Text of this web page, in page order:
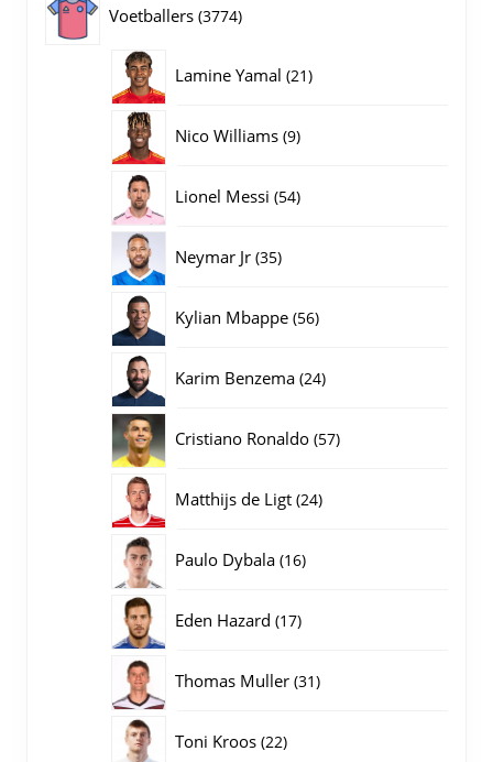
Voetballers 37743774
Lamine Yamal 2121
Nico Williams 99
Lionel Messi 5454
Neymar Jr 3535
Kylian Mbappe 5656
Karim Benzema 2424
Cristiano Ronaldo 5757
Matthijs de Ligt 2424
Paulo Dybala 1616
Eden Hazard 1717
Thomas Muller 3131
Toni Kroos 2222